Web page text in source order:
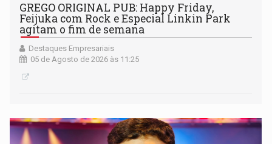
GREGO ORIGINAL PUB: Happy Friday,
Feijuka com Rock e Especial Linkin Park
agitam o fim de semana
Destaques Empresariais
05 de Agosto de 2026 às 11:25